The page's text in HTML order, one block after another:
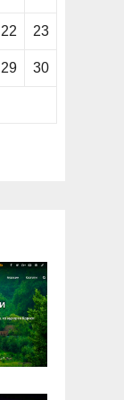
22 23
29 30